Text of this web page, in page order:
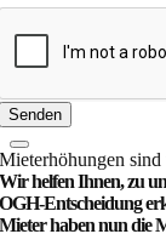
Senden
Miet­­erhöhungen sind
Wir helfen Ihnen, zu
OGH-Entscheidung
Mieter haben nun die